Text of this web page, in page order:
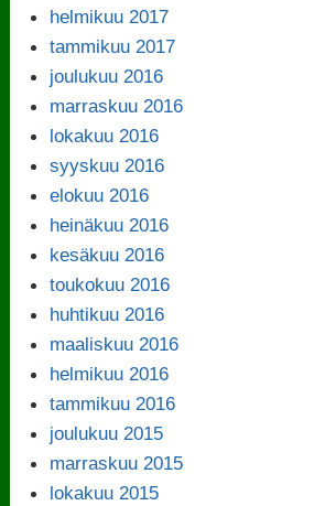
helmikuu 2017
tammikuu 2017
joulukuu 2016
marraskuu 2016
lokakuu 2016
syyskuu 2016
elokuu 2016
heinäkuu 2016
kesäkuu 2016
toukokuu 2016
huhtikuu 2016
maaliskuu 2016
helmikuu 2016
tammikuu 2016
joulukuu 2015
marraskuu 2015
lokakuu 2015